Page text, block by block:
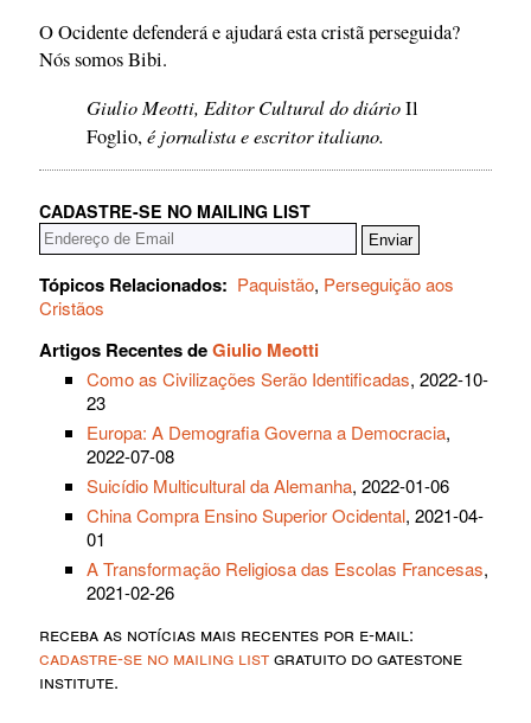
O Ocidente defenderá e ajudará esta cristã perseguida?
Nós somos Bibi.
Giulio Meotti, Editor Cultural do diárioIl
Foglio,é jornalista e escritor italiano.
CADASTRE-SE NO MAILING LIST
Tópicos Relacionados: Paquistão, Perseguição aos
Cristãos
Artigos Recentes deGiulio Meotti
Como as Civilizações Serão Identificadas, 2022-10-
23
Europa: A Demografia Governa a Democracia,
2022-07-08
Suicídio Multicultural da Alemanha, 2022-01-06
China Compra Ensino Superior Ocidental, 2021-04-
01
A Transformação Religiosa das Escolas Francesas,
2021-02-26
receba as notícias mais recentes por e-mail:
cadastre-se no mailing listgratuito do gatestone
institute.